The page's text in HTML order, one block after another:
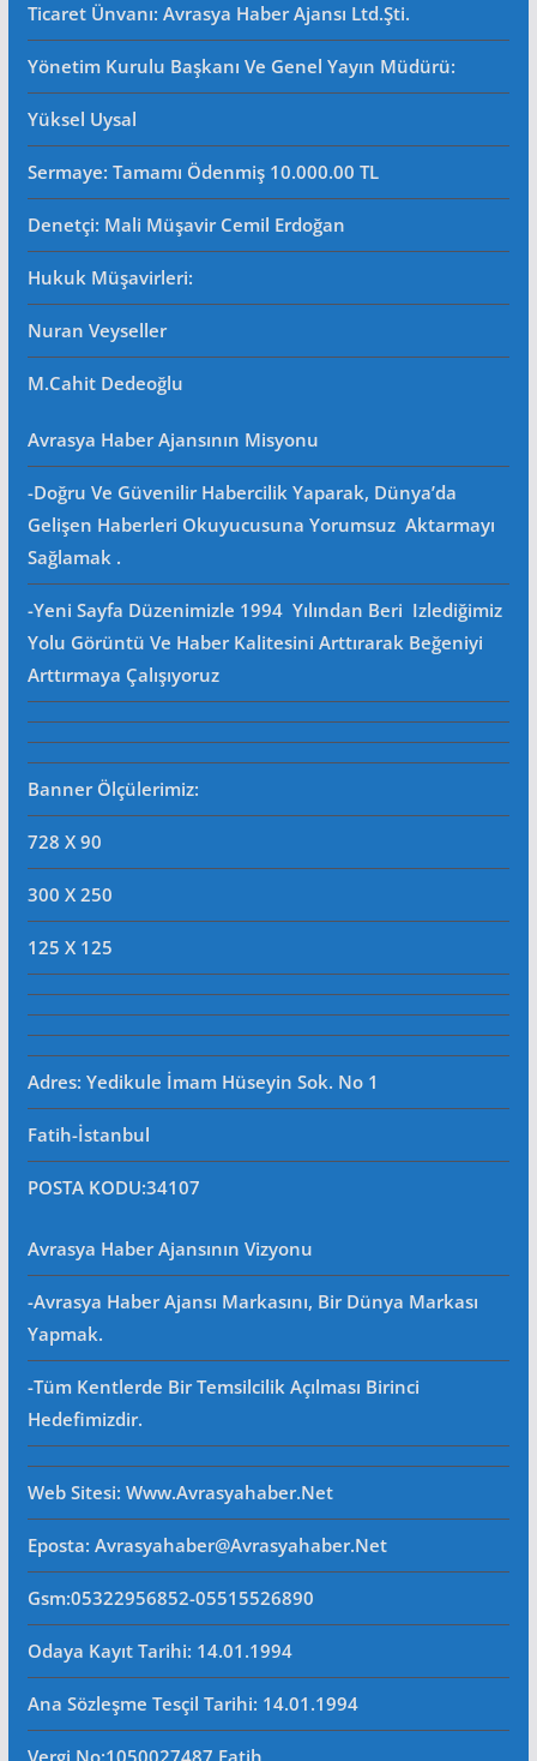
Ticaret Ünvanı: Avrasya Haber Ajansı Ltd.Şti.
Yönetim Kurulu Başkanı Ve Genel Yayın Müdürü:
Yüksel Uysal
Sermaye: Tamamı Ödenmiş 10.000.00 TL
Denetçi: Mali Müşavir Cemil Erdoğan
Hukuk Müşavirleri:
Nuran Veyseller
M.Cahit Dedeoğlu
Avrasya Haber Ajansının Misyonu
-Doğru Ve Güvenilir Habercilik Yaparak, Dünya’da
Gelişen Haberleri Okuyucusuna Yorumsuz Aktarmayı
Sağlamak .
-Yeni Sayfa Düzenimizle 1994 Yılından Beri Izlediğimiz
Yolu Görüntü Ve Haber Kalitesini Arttırarak Beğeniyi
Arttırmaya Çalışıyoruz
Banner Ölçülerimiz:
728 X 90
300 X 250
125 X 125
Adres: Yedikule İmam Hüseyin Sok. No 1
Fatih-İstanbul
POSTA KODU:34107
Avrasya Haber Ajansının Vizyonu
-Avrasya Haber Ajansı Markasını, Bir Dünya Markası
Yapmak.
-Tüm Kentlerde Bir Temsilcilik Açılması Birinci
Hedefimizdir.
Web Sitesi: Www.avrasyahaber.net
Eposta: Avrasyahaber@avrasyahaber.net
Gsm:05322956852-05515526890
Odaya Kayıt Tarihi: 14.01.1994
Ana Sözleşme Tesçil Tarihi: 14.01.1994
Vergi No:1050027487 Fatih